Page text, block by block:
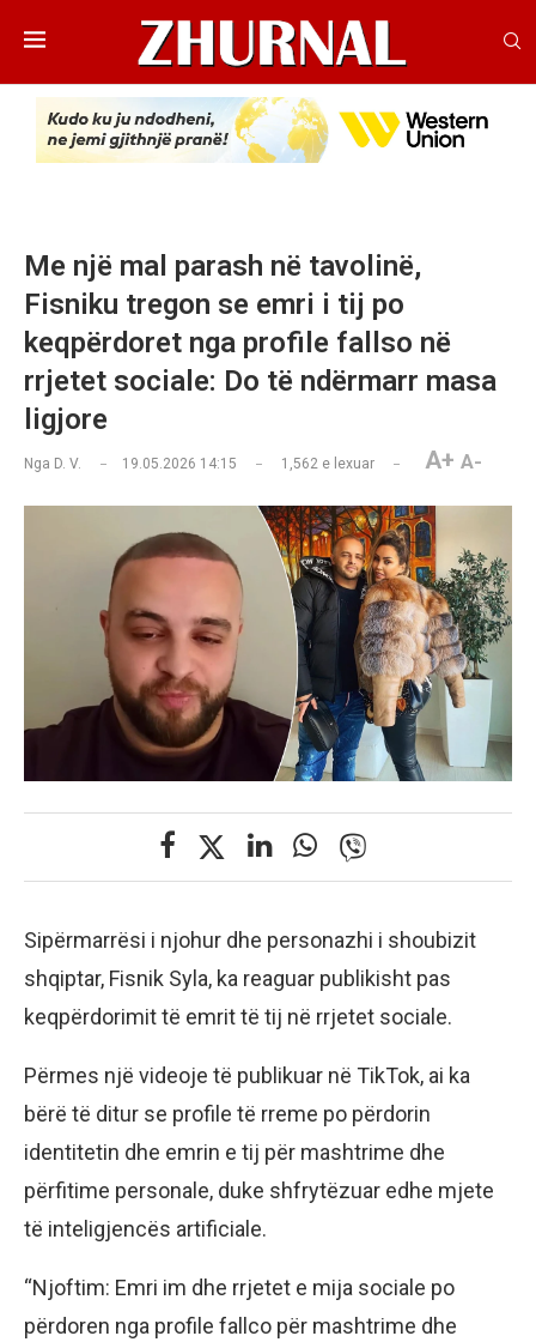
Me një mal parash në tavolinë,
Fisniku tregon se emri i tij po
keqpërdoret nga profile fallso në
rrjetet sociale: Do të ndërmarr masa
ligjore
Nga D. V. 19.05.2026 14:15 1,562 e lexuar A+ A-
Sipërmarrësi i njohur dhe personazhi i shoubizit
shqiptar, Fisnik Syla, ka reaguar publikisht pas
keqpërdorimit të emrit të tij në rrjetet sociale.
Përmes një videoje të publikuar në TikTok, ai ka
bërë të ditur se profile të rreme po përdorin
identitetin dhe emrin e tij për mashtrime dhe
përfitime personale, duke shfrytëzuar edhe mjete
të inteligjencës artificiale.
“Njoftim: Emri im dhe rrjetet e mija sociale po
përdoren nga profile fallco për mashtrime dhe